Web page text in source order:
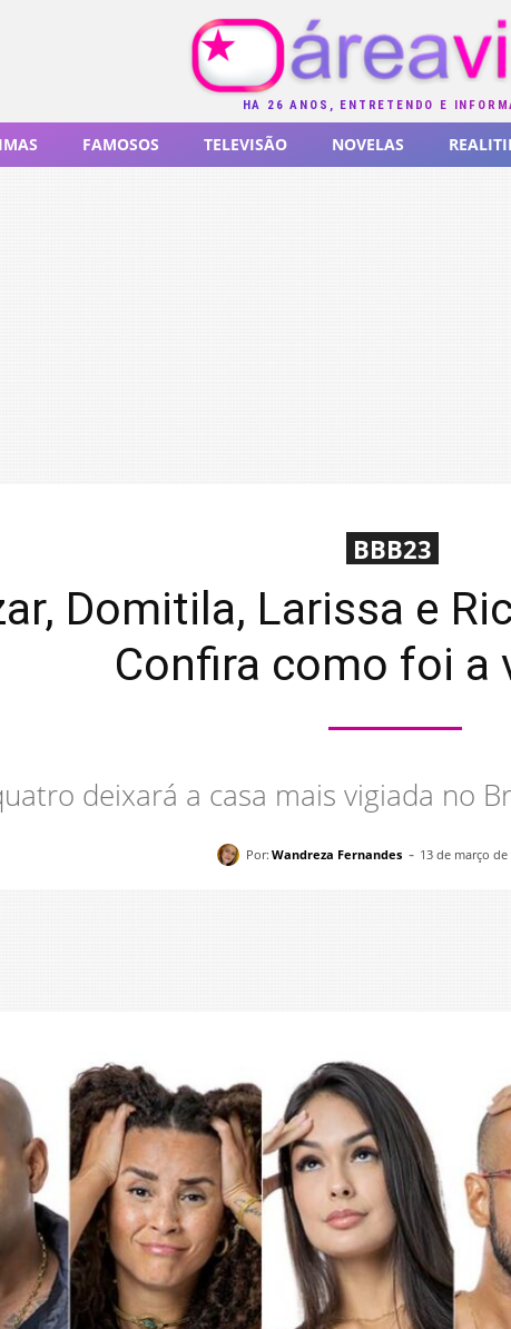
HÁ 26 ANOS, ENTRETENDO E
FAMOSOS TELEVISÃO NOVELAS
BBB23
Domitila, Larissa e
Confira como foi a
deixará a casa mais vigiada no
Por: Wandreza Fernandes - 13 de março de